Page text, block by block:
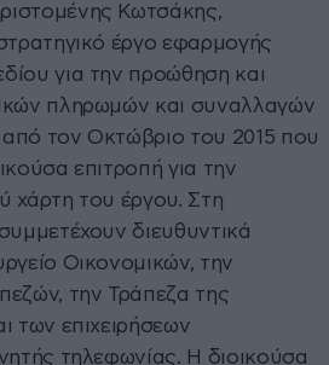
Κωτσάκης,
έργο εφαρμογής
για την προώθηση και
πληρωμών και συναλλαγών
από τον Οκτώβριο του 2015 που
επιτροπή για την
χάρτη του έργου. Στη
διευθυντικά
Οικονομικών, την
την Τράπεζα της
των επιχειρήσεων
τηλεφωνίας. Η διοικούσα